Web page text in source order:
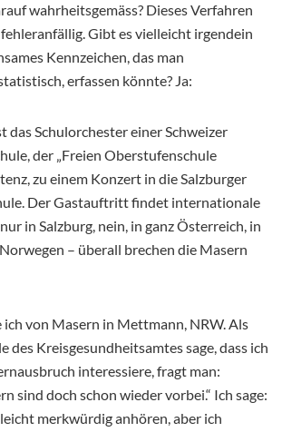
wahrheitsgemäss? Dieses Verfahren
Gibt es vielleicht irgendein
Kennzeichen, das man
erfassen könnte? Ja:
das Schulorchester einer Schweizer
der „Freien Oberstufenschule
zu einem Konzert in die Salzburger
Der Gastauftritt findet internationale
in Salzburg, nein, in ganz Österreich, in
– überall brechen die Masern
ich von Masern in Mettmann, NRW. Als
des Kreisgesundheitsamtes sage, dass ich
interessiere, fragt man:
sind doch schon wieder vorbei.“ Ich sage:
merkwürdig anhören, aber ich